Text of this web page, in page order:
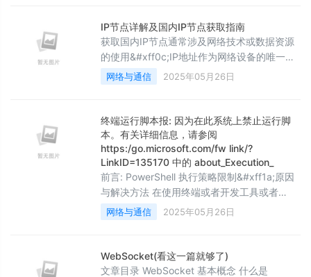
&#x1f49e; 最后的最后&#xff0c;这里送大家一
句话&#xff0c;希望大家于2025年一起奋斗
&#xff
IP节点详解及国内IP节点获取指南
获取国内IP节点通常涉及网络技术或数据资源
的使用&#xff0c;IP地址作为网络设备的唯一标
识&#xff0c;对于网络连接和通信至关重要。详
细介绍几种修改网络IP地址的常用方法
&#xff0c;希望能找到适合自己的解决方案。以
下是方法详解&#xff1a;一、国内IP节点的定义
IP节点&#xff1a;指具有国内地理位置的服务器
或网络设备的IP地址&#xff
网络与通信 2025年05月26日
终端运行脚本报: 因为在此系统上禁止运行脚
本。有关详细信息，请参阅
https:/go.microsoft.com/fw link/?
LinkID=135170 中的 about_Execution_
前言: PowerShell 执行策略限制&#xff1a;原因
与解决方法 在使用终端或者开发工具或者
PowerShell 运行脚本时&#xff0c;你可能会遇到
类似这样的错误信息&#xff1a; 因为在此系统上
https:/go.microsoft.com/fwlink/?
LinkID&#61;135170 中的 about_Executi
网络与通信 2025年05月26日
WebSocket(看这一篇就够了)
文章目录 WebSocket 基本概念 什么是